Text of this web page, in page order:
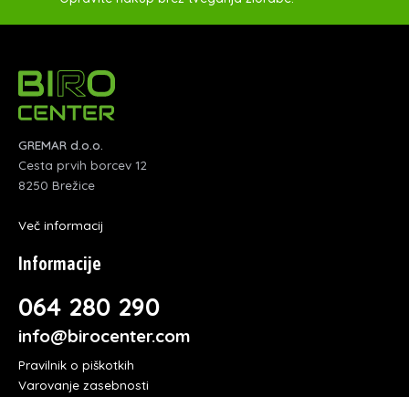
GREMAR d.o.o.
Cesta prvih borcev 12
8250 Brežice
Več informacij
Informacije
064 280 290
info@birocenter.com
Pravilnik o piškotkih
Varovanje zasebnosti